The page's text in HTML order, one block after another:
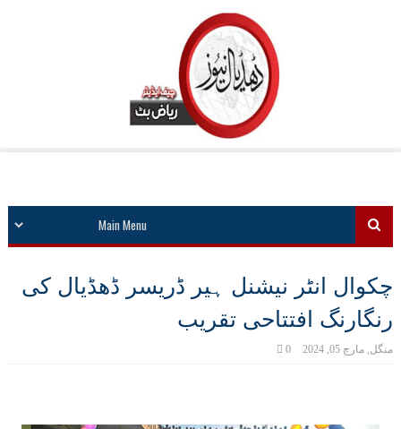
چکوال انٹر نیشنل ہیر ڈریسر ڈھڈیال کی
رنگارنگ افتتاحی تقریب
منگل, مارچ 05, 2024 0